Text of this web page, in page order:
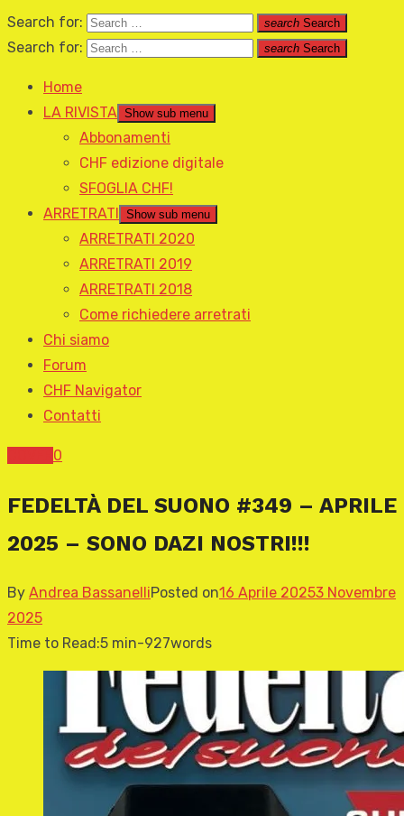
Search for: search Search
Search for: search Search
Home
LA RIVISTA Show sub menu
Abbonamenti
CHF edizione digitale
SFOGLIA CHF!
ARRETRATI
Show sub menu
ARRETRATI 2020
ARRETRATI 2019
ARRETRATI 2018
Come richiedere arretrati
Chi siamo
Forum
CHF Navigator
Contatti
0
FEDELTÀ DEL SUONO #349 – APRILE
2025 – SONO DAZI NOSTRI!!!
By Andrea BassanelliPosted on16 Aprile 20253 Novembre
2025
Time to Read:5 min-927words